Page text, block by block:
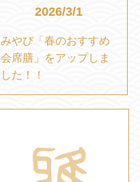
2026/3/1
みやび「春のおすすめ
会席膳」をアップしま
した！！